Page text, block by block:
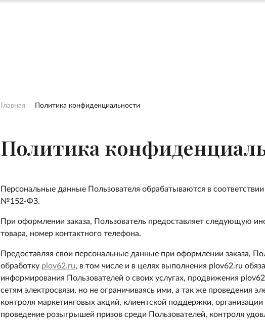
Главная Политика конфиденциальности
Политика
Персональные данные Пользователя обрабатываются в
№152-ФЗ.
При оформлении заказа, Пользователь предоставляет следующую
товара, номер контактного телефона.
Предоставляя свои персональные данные при оформлении заказа,
обработку plov62.ru, в том числе и в целях выполнения plov62.ru
информирования Пользователей о своих услугах, продвижения
сетям электросвязи, но не ограничиваясь ими, а так же проведения
контроля маркетинговых акций, клиентской поддержки,
проведение розыгрышей призов среди Пользователей, контроля